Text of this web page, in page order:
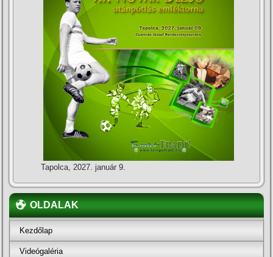
Tapolca, 2027. január 9.
OLDALAK
Kezdőlap
Videógaléria